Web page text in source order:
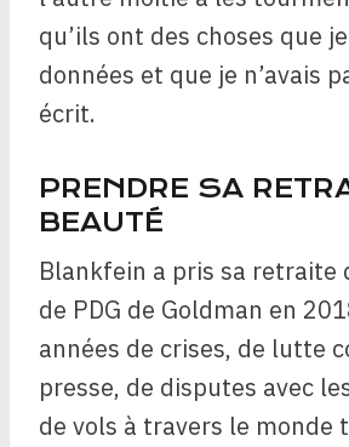
qu’ils ont des choses que
données et que je n’avais
écrit.
PRENDRE SA
BEAUTÉ
Blankfein a pris sa retraite
de PDG de Goldman en
années de crises, de lutte
presse, de disputes avec
de vols à travers le monde